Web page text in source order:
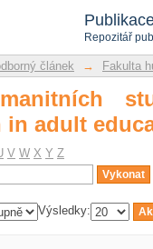
Repozitář
článek → Fakulta
in adult
V W X Y Z
Výsledky: